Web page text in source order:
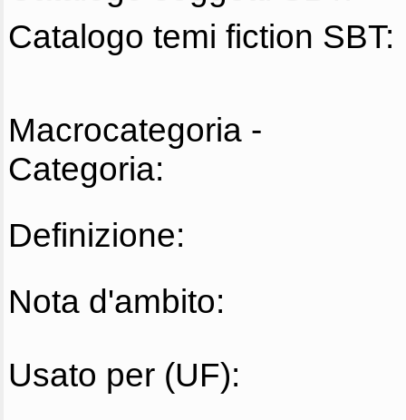
Catalogo temi fiction SBT:
Macrocategoria -
Categoria:
Definizione:
Nota d'ambito:
Usato per (UF):